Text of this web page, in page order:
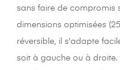
sans faire de compromis
dimensions optimisées
réversible, il s'adapte
soit à gauche ou à